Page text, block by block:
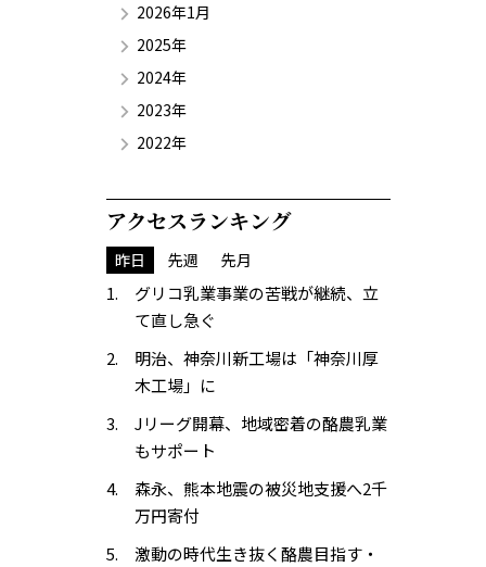
2026年1月
2025年
2024年
2023年
2022年
アクセスランキング
昨日 先週 先月
グリコ乳業事業の苦戦が継続、立
て直し急ぐ
明治、神奈川新工場は「神奈川厚
木工場」に
Jリーグ開幕、地域密着の酪農乳業
もサポート
森永、熊本地震の被災地支援へ2千
万円寄付
激動の時代生き抜く酪農目指す・